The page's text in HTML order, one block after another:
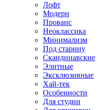
Лофт
Модерн
Прованс
Неоклассика
Минимализм
Под старину
Скандинавские
Элитные
Эксклюзивные
Хай-тек
Особенности
Для студии